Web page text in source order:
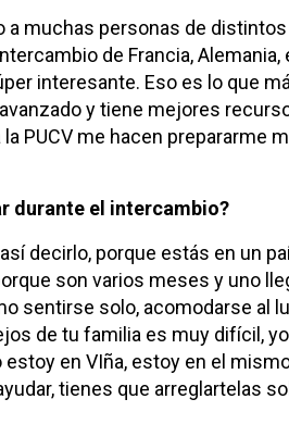
muchas personas de
de Francia, Alemania,
interesante. Eso es lo que
y tiene mejores
PUCV me hacen prepararme
durante el intercambio?
decirlo, porque estás en un
son varios meses y uno
sentirse solo, acomodarse al
de tu familia es muy difícil,
en VIña, estoy en el
tienes que arreglartelas